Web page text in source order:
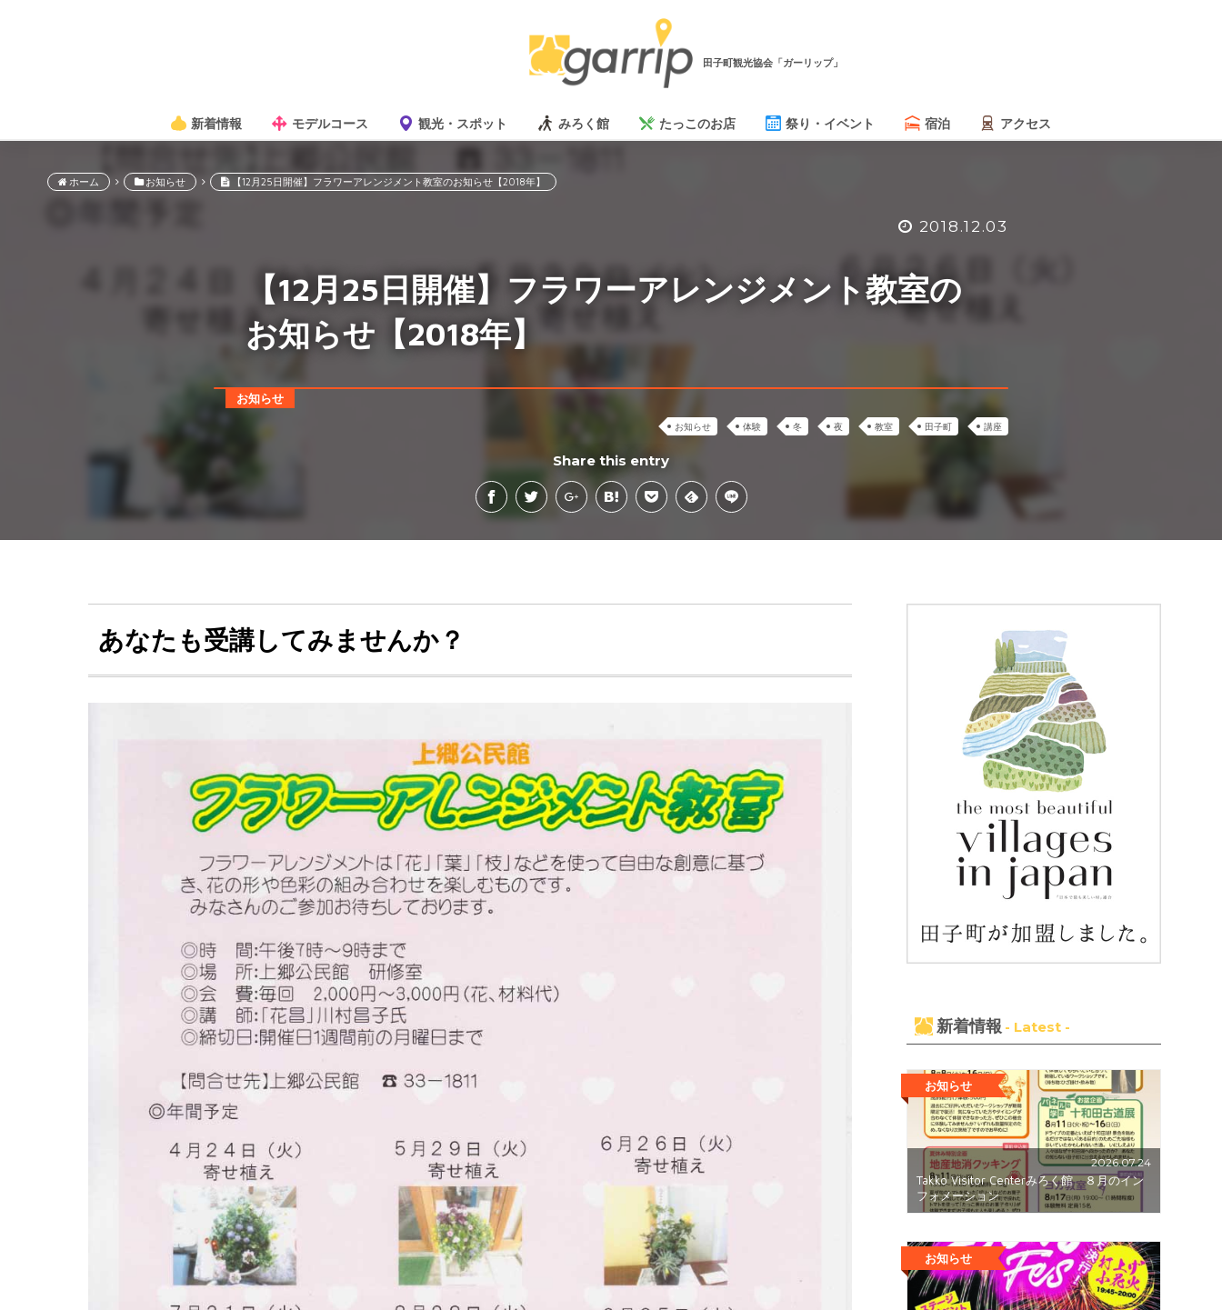
田子町観光協会「ガーリップ」
新着情報 モデルコース 観光・スポット みろく館 たっこのお店 祭り・イベント 宿泊 アクセス
ホーム お知らせ 【12月25日開催】フラワーアレンジメント教室のお知らせ【2018年】
2018.12.03
【12月25日開催】フラワーアレンジメント教室の
お知らせ【2018年】
お知らせ
お知らせ 体験 冬 夜 教室 田子町 講座
Share this entry
あなたも受講してみませんか？
新着情報 - Latest -
お知らせ
2026.07.24
Takko Visitor Centerみろく館 ８月のイン
フォメーション
お知らせ